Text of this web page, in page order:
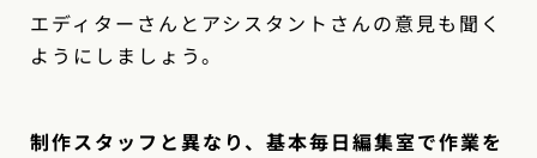
エディターさんとアシスタントさんの意見も聞く
ようにしましょう。
制作スタッフと異なり、基本毎日編集室で作業を